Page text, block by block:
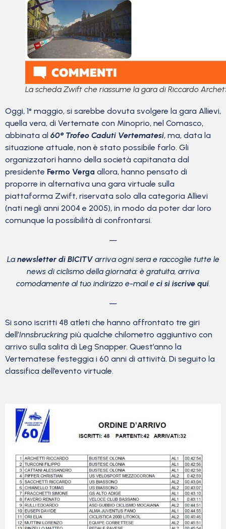
La scheda Zwift che riassume la gara di Riccardo
Oggi, 1° maggio, si sarebbe dovuta svolgere la gara Allievi,
quella vera, di Vertemate con Minoprio, nel Comasco,
abbinata al 60° Trofeo Caduti Vertematesi, ma, data la
situazione attuale, non è stato possibile farlo. Gli
organizzatori hanno della società capitanata dal
presidente Fermo Verga allora, hanno pensato di
proporre in alternativa una gara virtuale sulla
piattaforma Zwift, riservata solo alla categoria Allievi
(nati negli anni 2004 e 2005), in modo da poter dar loro
comunque la possibilità di confrontarsi.
—
La newsletter di BICITVarriva ogni sera e raccoglie tutte le
news di ciclismo della giornata: è gratuita, arriva
comodamente al tuo indirizzo e-mail e ci si iscrive qui.
—
Si sono iscritti 48 atleti che hanno affrontato tre giri
dell’Innsbruckring più qualche chilometro aggiuntivo con
arrivo sulla salita di Leg Snapper. Quest’anno la
Vertematese festeggia i 60 anni di attività. Di seguito la
classifica dell’evento virtuale.